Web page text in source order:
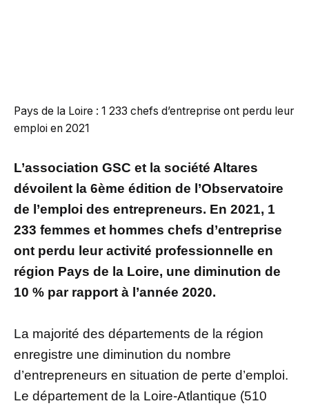
Pays de la Loire : 1 233 chefs d’entreprise ont perdu leur
emploi en 2021
L’association GSC et la société Altares
dévoilent la 6ème édition de l’Observatoire
de l’emploi des entrepreneurs. En 2021, 1
233 femmes et hommes chefs d’entreprise
ont perdu leur activité professionnelle en
région Pays de la Loire, une diminution de
10 % par rapport à l’année 2020.
La majorité des départements de la région
enregistre une diminution du nombre
d’entrepreneurs en situation de perte d’emploi.
Le département de la Loire-Atlantique (510